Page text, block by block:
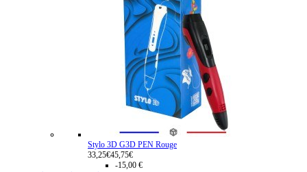
Stylo 3D G3D PEN Rouge
33,25€45,75€
-15,00 €